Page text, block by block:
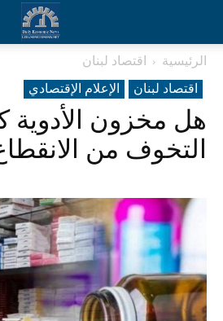
الرئيسية
اقتصاد لبنان
اقتصاد لبنان
الإعلام الإقتصادي
هل مخزون
التخوف من